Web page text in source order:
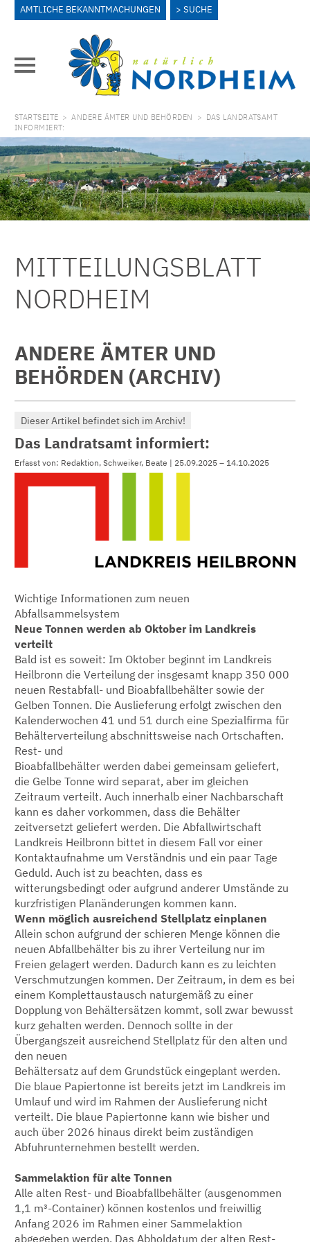
AMTLICHE BEKANNTMACHUNGEN SUCHE
STARTSEITE > ANDERE ÄMTER UND BEHÖRDEN > DAS LANDRATSAMT
INFORMIERT:
MITTEILUNGSBLATT
NORDHEIM
ANDERE ÄMTER UND
BEHÖRDEN (ARCHIV)
Dieser Artikel befindet sich im Archiv!
Das Landratsamt informiert:
Erfasst von: Redaktion, Schweiker, Beate | 25.09.2025 – 14.10.2025
Wichtige Informationen zum neuen
Abfallsammelsystem
Neue Tonnen werden ab Oktober im Landkreis
verteilt
Bald ist es soweit: Im Oktober beginnt im Landkreis
Heilbronn die Verteilung der insgesamt knapp 350 000
neuen Restabfall- und Bioabfallbehälter sowie der
Gelben Tonnen. Die Auslieferung erfolgt zwischen den
Kalenderwochen 41 und 51 durch eine Spezialfirma für
Behälterverteilung abschnittsweise nach Ortschaften.
Rest- und
Bioabfallbehälter werden dabei gemeinsam geliefert,
die Gelbe Tonne wird separat, aber im gleichen
Zeitraum verteilt. Auch innerhalb einer Nachbarschaft
kann es daher vorkommen, dass die Behälter
zeitversetzt geliefert werden. Die Abfallwirtschaft
Landkreis Heilbronn bittet in diesem Fall vor einer
Kontaktaufnahme um Verständnis und ein paar Tage
Geduld. Auch ist zu beachten, dass es
witterungsbedingt oder aufgrund anderer Umstände zu
kurzfristigen Planänderungen kommen kann.
Wenn möglich ausreichend Stellplatz einplanen
Allein schon aufgrund der schieren Menge können die
neuen Abfallbehälter bis zu ihrer Verteilung nur im
Freien gelagert werden. Dadurch kann es zu leichten
Verschmutzungen kommen. Der Zeitraum, in dem es bei
einem Komplettaustausch naturgemäß zu einer
Dopplung von Behältersätzen kommt, soll zwar bewusst
kurz gehalten werden. Dennoch sollte in der
Übergangszeit ausreichend Stellplatz für den alten und
den neuen
Behältersatz auf dem Grundstück eingeplant werden.
Die blaue Papiertonne ist bereits jetzt im Landkreis im
Umlauf und wird im Rahmen der Auslieferung nicht
verteilt. Die blaue Papiertonne kann wie bisher und
auch über 2026 hinaus direkt beim zuständigen
Abfuhrunternehmen bestellt werden.
Sammelaktion für alte Tonnen
Alle alten Rest- und Bioabfallbehälter (ausgenommen
1,1 m³-Container) können kostenlos und freiwillig
Anfang 2026 im Rahmen einer Sammelaktion
abgegeben werden. Das Abholdatum der alten Rest-